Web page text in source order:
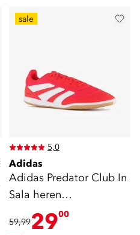
sale
5,0
Adidas
Adidas Predator Club In
Sala heren
zaalschoenen rood
59,992900